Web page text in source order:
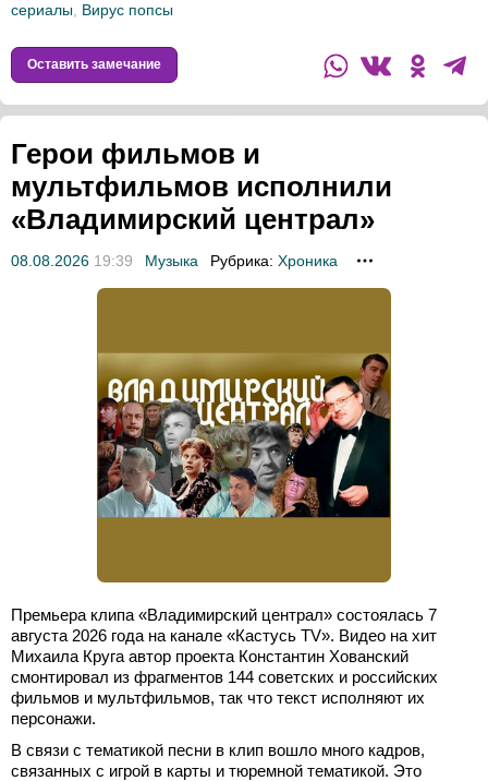
сериалы Вирус попсы
Оставить замечание
Герои фильмов и
мультфильмов исполнили
«Владимирский централ»
08.08.2026 19:39 Музыка Рубрика: Хроника
Премьера клипа «Владимирский централ» состоялась 7
августа 2026 года на канале «Кастусь TV». Видео на хит
Михаила Круга автор проекта Константин Хованский
смонтировал из фрагментов 144 советских и российских
фильмов и мультфильмов, так что текст исполняют их
персонажи.
В связи с тематикой песни в клип вошло много кадров,
связанных с игрой в карты и тюремной тематикой. Это